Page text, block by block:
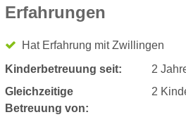
Erfahrungen
Hat Erfahrung mit Zwillingen
Kinderbetreuung seit:
2
Gleichzeitige
Betreuung von:
2